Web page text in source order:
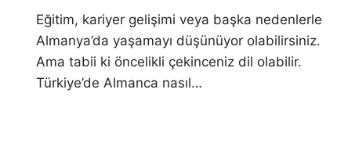
Eğitim, kariyer gelişimi veya başka nedenlerle
Almanya’da yaşamayı düşünüyor olabilirsiniz.
Ama tabii ki öncelikli çekinceniz dil olabilir.
Türkiye’de Almanca nasıl…